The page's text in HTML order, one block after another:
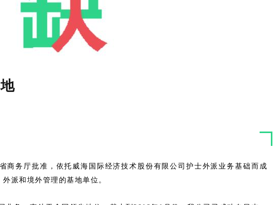
商务厅批准，依托威海国际经济技术股份有限公司护士外派业务基础而成
派和境外管理的基地单位。